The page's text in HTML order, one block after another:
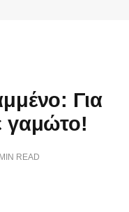
Για
γαμώτο!
READ